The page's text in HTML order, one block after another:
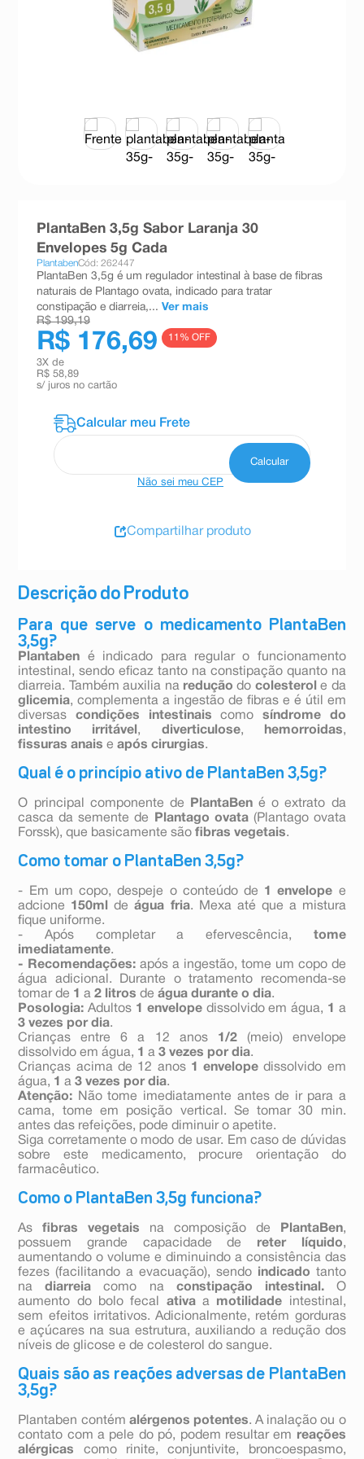
Descrição do Produto
Para que serve o medicamento PlantaBen
3,5g?
Plantaben é indicado para regular o funcionamento
intestinal, sendo eficaz tanto na constipação quanto na
diarreia. Também auxilia na redução do colesterol
e da
glicemia, complementa a ingestão de fibras e é útil em
diversascondições intestinais como síndrome do
intestino irritável , diverticulose, hemorroidas,
fissuras anais eapós cirurgias.
Qual é o princípio ativo de PlantaBen 3,5g?
O principal componente de PlantaBen é o extrato da
casca da semente de
Plantago ovata(Plantago ovata
Forssk), que basicamente sãofibras vegetais.
Como tomar o PlantaBen 3,5g?
- Em um copo, despeje o conteúdo de 1 envelope e
adcione 150ml deágua fria. Mexa até que a mistura
fique uniforme.
- Após completar a efervescência, tome
imediatamente.
- Recomendações: após a ingestão, tome um copo de
água adicional. Durante o tratamento recomenda-se
tomar de 1 a2 litros deágua durante o dia.
Posologia: Adultos 1 envelopedissolvido em água, 1
a
3 vezes por dia.
Crianças entre 6 a 12 anos1/2 (meio) envelope
dissolvido em água, 1 a 3 vezes por dia.
Crianças acima de 12 anos 1 envelope dissolvido em
água, 1 a3 vezes por dia.
Atenção: Não tome imediatamente antes de ir para a
cama, tome em posição vertical. Se tomar 30 min.
antes das refeições, pode diminuir o apetite.
Siga corretamente o modo de usar. Em caso de dúvidas
sobre este medicamento, procure orientação do
farmacêutico.
Como o PlantaBen 3,5g funciona?
Asfibras vegetais na composição de PlantaBen,
possuem grande capacidade de reter líquido,
aumentando o volume e diminuindo a consistência das
fezes (facilitando a evacuação), sendo indicado tanto
nadiarreia como na constipação intestinal.O
aumento do bolo fecal ativaa motilidade intestinal,
sem efeitos irritativos. Adicionalmente, retém gorduras
e açúcares na sua estrutura, auxiliando a redução dos
níveis de glicose e de colesterol do sangue.
Quais são as reações adversas de PlantaBen
3,5g?
Plantaben contém alérgenos potentes. A inalação ou o
contato com a pele do pó, podem resultar em reações
alérgicas como rinite, conjuntivite, broncoespasmo,
PlantaBen 3,5g Sabor Laranja 30
Envelopes 5g Cada
PlantabenCód: 262447
PlantaBen 3,5g é um regulador intestinal à base de fibras
naturais de Plantago ovata, indicado para tratar
constipação e diarreia,... Ver mais
R$ 199,19
R$ 176,69 11 % OFF
3X de
R$ 58,89
s/ juros no cartão
Não sei meu CEP
Compartilhar produto